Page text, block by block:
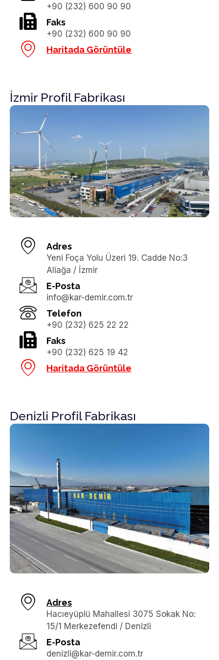
+90 (232) 600 90 90
Faks
+90 (232) 600 90 90
Haritada Görüntüle
İzmir Profil Fabrikası
Adres
Yeni Foça Yolu Üzeri 19. Cadde No:3
Aliağa / İzmir
E-Posta
info@kar-demir.com.tr
Telefon
+90 (232) 625 22 22
Faks
+90 (232) 625 19 42
Haritada Görüntüle
Denizli Profil Fabrikası
Adres
Hacıeyüplü Mahallesi 3075 Sokak No:
15/1 Merkezefendi / Denizli
E-Posta
denizli@kar-demir.com.tr